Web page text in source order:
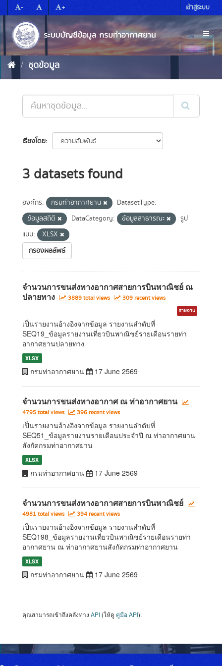
to
content
- + เข้าสู่ระบบ
ชุดข้อมูล
เรียงโดย
3 datasets found
องค์กร: กรมท่าอากาศยาน
DatasetType:
ข้อมูลสถิติ
DataCategory: ข้อมูลสาธารณะ
รูป
แบบ:
XLSX
กรองผลลัพธ์
จำนวนการขนส่งทางอากาศสายการบินพาณิชย์ ณ
ปลายทาง
3889 total views 309 recent views
รายงาน
เป็นรายงานอ้างอิงจากข้อมูล รายงานลำดับที่
SEQ19_ข้อมูลรายงานเที่ยวบินพาณิชย์รายเดือนรายท่า
อากาศยานปลายทาง
XLSX
กรมท่าอากาศยาน 17 June 2569
จำนวนการขนส่งทางอากาศ ณ ท่าอากาศยาน
4795 total views 396 recent views
เป็นรายงานอ้างอิงจากข้อมูล รายงานลำดับที่
SEQ51_ข้อมูลรายงานรายเดือนประจำปี ณ ท่าอากาศยาน
สังกัดกรมท่าอากาศยาน
XLSX
กรมท่าอากาศยาน 17 June 2569
จำนวนการขนส่งทางอากาศสายการบินพาณิชย์
4981 total views 394 recent views
เป็นรายงานอ้างอิงจากข้อมูล รายงานลำดับที่
SEQ198_ข้อมูลรายงานเที่ยวบินพาณิชย์รายเดือนรายท่า
อากาศยาน ณ ท่าอากาศยานสังกัดกรมท่าอากาศยาน
XLSX
กรมท่าอากาศยาน 17 June 2569
คุณสามารถเข้าถึงคลังทาง API (ให้ดู คู่มือ API).